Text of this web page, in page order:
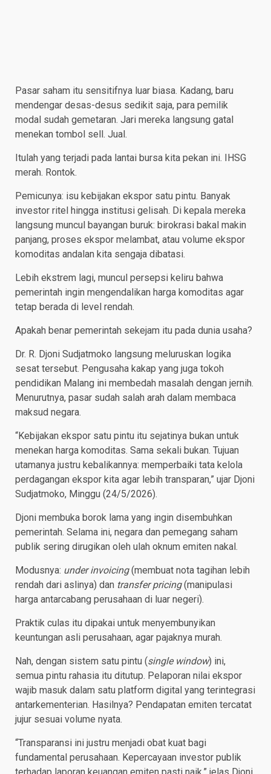
Pasar saham itu sensitifnya luar biasa. Kadang, baru
mendengar desas-desus sedikit saja, para pemilik
modal sudah gemetaran. Jari mereka langsung gatal
menekan tombol sell. Jual.
​Itulah yang terjadi pada lantai bursa kita pekan ini. IHSG
merah. Rontok.
Pemicunya: isu kebijakan ekspor satu pintu. Banyak
investor ritel hingga institusi gelisah. Di kepala mereka
langsung muncul bayangan buruk: birokrasi bakal makin
panjang, proses ekspor melambat, atau volume ekspor
komoditas andalan kita sengaja dibatasi.
Lebih ekstrem lagi, muncul persepsi keliru bahwa
pemerintah ingin mengendalikan harga komoditas agar
tetap berada di level rendah.
Apakah benar pemerintah sekejam itu pada dunia usaha?
Dr. R. Djoni Sudjatmoko langsung meluruskan logika
sesat tersebut. Pengusaha kakap yang juga tokoh
pendidikan Malang ini membedah masalah dengan jernih.
Menurutnya, pasar sudah salah arah dalam membaca
maksud negara.
“Kebijakan ekspor satu pintu itu sejatinya bukan untuk
menekan harga komoditas. Sama sekali bukan. Tujuan
utamanya justru kebalikannya: memperbaiki tata kelola
perdagangan ekspor kita agar lebih transparan,” ujar Djoni
Sudjatmoko, Minggu (24/5/2026).
Djoni membuka borok lama yang ingin disembuhkan
pemerintah. Selama ini, negara dan pemegang saham
publik sering dirugikan oleh ulah oknum emiten nakal.
Modusnya: under invoicing(membuat nota tagihan lebih
rendah dari aslinya) dan transfer pricing(manipulasi
harga antarcabang perusahaan di luar negeri).
Praktik culas itu dipakai untuk menyembunyikan
keuntungan asli perusahaan, agar pajaknya murah.
Nah, dengan sistem satu pintu (single window) ini,
semua pintu rahasia itu ditutup. Pelaporan nilai ekspor
wajib masuk dalam satu platform digital yang terintegrasi
antarkementerian. Hasilnya? Pendapatan emiten tercatat
jujur sesuai volume nyata.
“Transparansi ini justru menjadi obat kuat bagi
fundamental perusahaan. Kepercayaan investor publik